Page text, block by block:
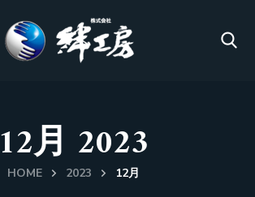
12月 2023
HOME 2023 12月